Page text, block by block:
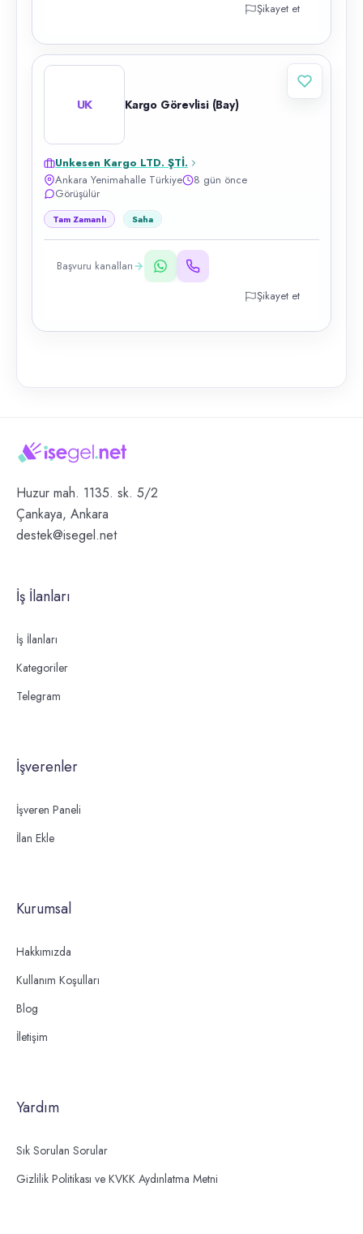
Şikayet et
UK Kargo Görevlisi (Bay)
Unkesen Kargo LTD. ŞTİ.
Ankara Yenimahalle Türkiye
8 gün önce
Görüşülür
Tam Zamanlı Saha
Başvuru kanalları
Şikayet et
Huzur mah. 1135. sk. 5/2
Çankaya, Ankara
destek@isegel.net
İş İlanları
İş İlanları
Kategoriler
Telegram
İşverenler
İşveren Paneli
İlan Ekle
Kurumsal
Hakkımızda
Kullanım Koşulları
Blog
İletişim
Yardım
Sık Sorulan Sorular
Gizlilik Politikası ve KVKK Aydınlatma Metni